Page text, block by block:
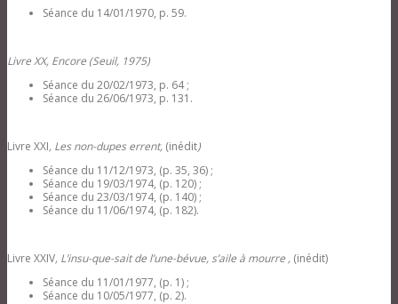
Séance du 14/01/1970, p. 59.
Livre XX, Encore (Seuil, 1975)
Séance du 20/02/1973, p. 64 ;
Séance du 26/06/1973, p. 131.
Livre XXI, Les non-dupes errent, (inédit)
Séance du 11/12/1973, (p. 35, 36) ;
Séance du 19/03/1974, (p. 120) ;
Séance du 23/03/1974, (p. 140) ;
Séance du 11/06/1974, (p. 182).
Livre XXIV, L’insu-que-sait de l’une-bévue, s’aile à mourre , (inédit)
Séance du 11/01/1977, (p. 1) ;
Séance du 10/05/1977, (p. 2).